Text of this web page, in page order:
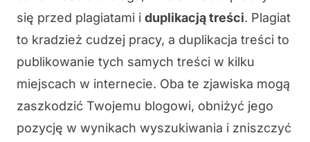
się przed plagiatami i duplikacją treści. Plagiat
to kradzież cudzej pracy, a duplikacja treści to
publikowanie tych samych treści w kilku
miejscach w internecie. Oba te zjawiska mogą
zaszkodzić Twojemu blogowi, obniżyć jego
pozycję w wynikach wyszukiwania i zniszczyć